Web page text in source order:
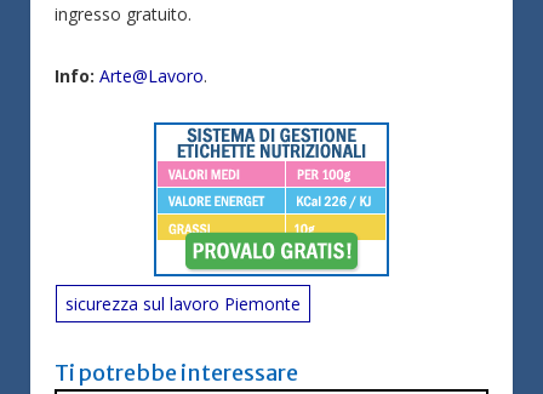
ingresso gratuito.
Info: Arte@Lavoro.
sicurezza sul lavoro Piemonte
Ti potrebbe interessare